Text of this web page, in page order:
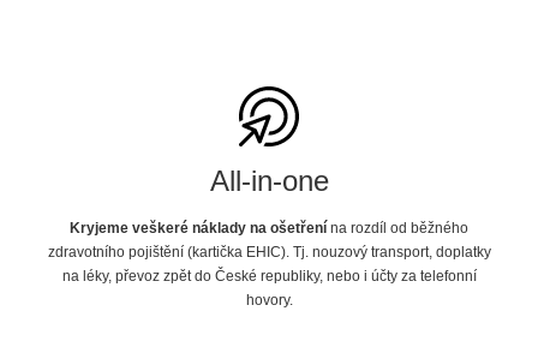
All-in-one
Kryjeme veškeré náklady na ošetření na rozdíl od běžného
zdravotního pojištění (kartička EHIC). Tj. nouzový transport, doplatky
na léky, převoz zpět do České republiky, nebo i účty za telefonní
hovory.